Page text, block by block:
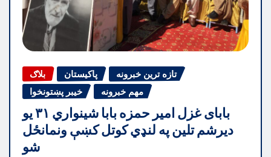
بلاګ پاکیستان
تازه ترین خبرونه
خیبر پښتونخوا
مهم خبرونه
بابای غزل امیر حمزه بابا شینواري ۳۱ یو
دیرشم تلین په لنډي کوتل کښې ونمانځل
شو